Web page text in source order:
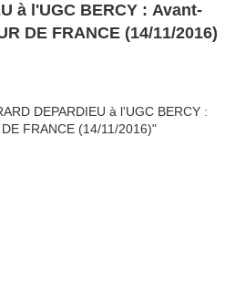
à l'UGC BERCY : Avant-
DE FRANCE (14/11/2016)